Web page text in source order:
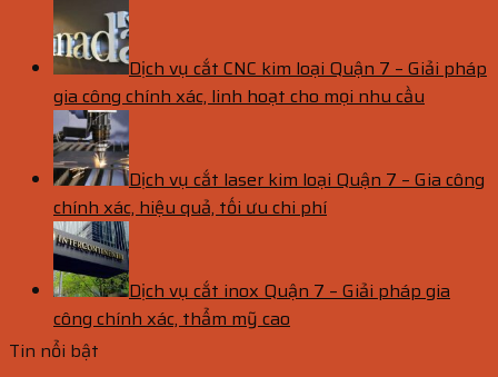
Dịch vụ cắt CNC kim loại Quận 7 – Giải pháp
gia công chính xác, linh hoạt cho mọi nhu cầu
Dịch vụ cắt laser kim loại Quận 7 – Gia công
chính xác, hiệu quả, tối ưu chi phí
Dịch vụ cắt inox Quận 7 – Giải pháp gia
công chính xác, thẩm mỹ cao
Tin nổi bật